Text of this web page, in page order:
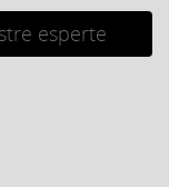
esperte